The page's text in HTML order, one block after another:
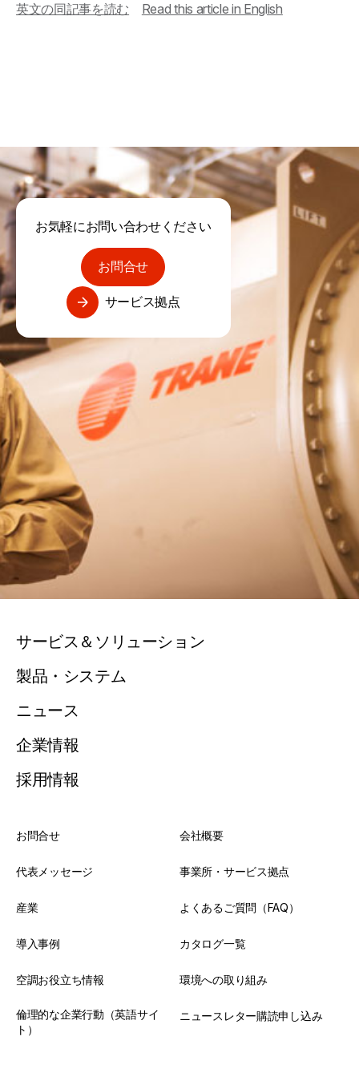
英文の同記事を読む
Read this article in English
お気軽にお問い合わせください
お問合せ
サービス拠点
サービス＆ソリューション
製品・システム
ニュース
企業情報
採用情報
お問合せ 会社概要
代表メッセージ 事業所・サービス拠点
産業 よくあるご質問（FAQ）
導入事例 カタログ一覧
空調お役立ち情報 環境への取り組み
倫理的な企業行動（英語サイ
ト）
ニュースレター購読申し込み